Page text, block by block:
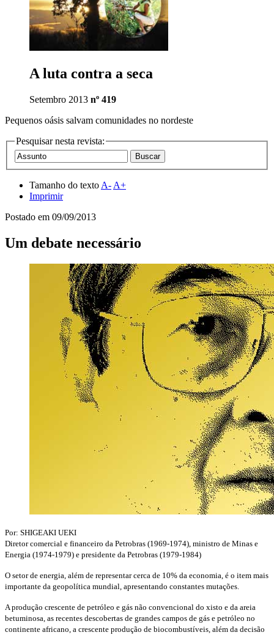
A luta contra a seca
Setembro 2013 nº 419
Pequenos oásis salvam comunidades no nordeste
Pesquisar nesta revista:
Tamanho do texto A- A+
Imprimir
Postado em 09/09/2013
Um debate necessário
Por: SHIGEAKI UEKI
Diretor comercial e financeiro da Petrobras (1969-1974), ministro de Minas e
Energia (1974-1979) e presidente da Petrobras (1979-1984)
O setor de energia, além de representar cerca de 10% da economia, é o item mais
importante da geopolítica mundial, apresentando constantes mutações.
A produção crescente de petróleo e gás não convencional do xisto e da areia
betuminosa, as recentes descobertas de grandes campos de gás e petróleo no
continente africano, a crescente produção de biocombustíveis, além da decisão